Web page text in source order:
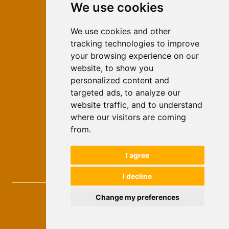
We use cookies
We use cookies and other
tracking technologies to improve
your browsing experience on our
website, to show you
personalized content and
targeted ads, to analyze our
website traffic, and to understand
where our visitors are coming
from.
I agree
I decline
Change my preferences
ISSN 2566-333X (Online)
ISSN 1840-2313 (Print)
Contact
Editors
News
For Authors
Impressum
Ethical Standards
Keywords
Novi Ekonomist, 2026.